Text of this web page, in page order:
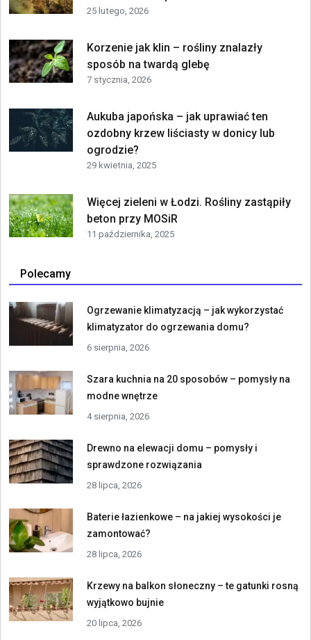
25 lutego, 2026
Korzenie jak klin – rośliny znalazły
sposób na twardą glebę
7 stycznia, 2026
Aukuba japońska – jak uprawiać ten
ozdobny krzew liściasty w donicy lub
ogrodzie?
29 kwietnia, 2025
Więcej zieleni w Łodzi. Rośliny zastąpiły
beton przy MOSiR
11 października, 2025
Polecamy
Ogrzewanie klimatyzacją – jak wykorzystać
klimatyzator do ogrzewania domu?
6 sierpnia, 2026
Szara kuchnia na 20 sposobów – pomysły na
modne wnętrze
4 sierpnia, 2026
Drewno na elewacji domu – pomysły i
sprawdzone rozwiązania
28 lipca, 2026
Baterie łazienkowe – na jakiej wysokości je
zamontować?
28 lipca, 2026
Krzewy na balkon słoneczny – te gatunki rosną
wyjątkowo bujnie
20 lipca, 2026